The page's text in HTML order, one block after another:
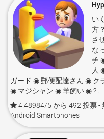
い
方
さ
な
チ
人
ガード ◉ 郵便配達さん ◉ ク
◉ マジシャン ◉ 羊飼い ◉ ?...
4.48984/5 から 492 投票-
Android Smartphones